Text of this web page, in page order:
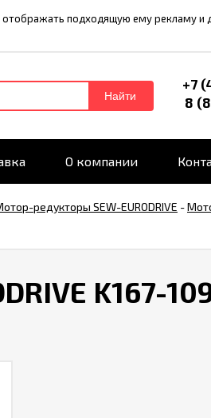
подходящую ему рекламу
Найти
+7
8
О компании
редукторы SEW-EURODRIVE -
K167-